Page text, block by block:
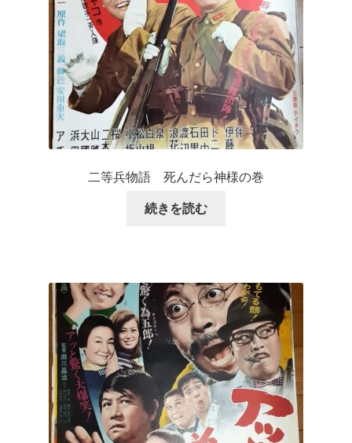
二等兵物語 死んだら神様の巻
続きを読む